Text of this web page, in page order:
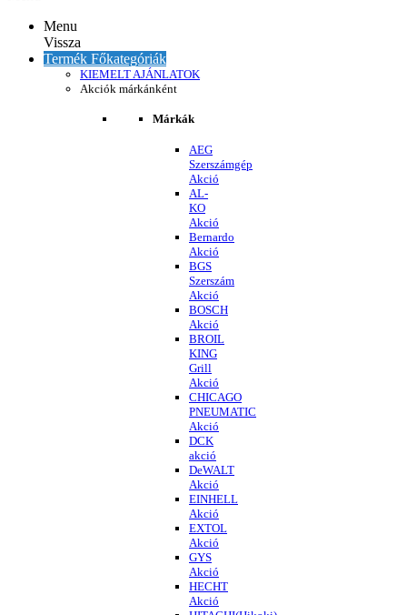
Menu
Vissza
Termék Főkategóriák
KIEMELT AJÁNLATOK
Akciók márkánként
Márkák
AEG
Szerszámgép
Akció
AL-
KO
Akció
Bernardo
Akció
BGS
Szerszám
Akció
BOSCH
Akció
BROIL
KING
Grill
Akció
CHICAGO
PNEUMATIC
Akció
DCK
akció
DeWALT
Akció
EINHELL
Akció
EXTOL
Akció
GYS
Akció
HECHT
Akció